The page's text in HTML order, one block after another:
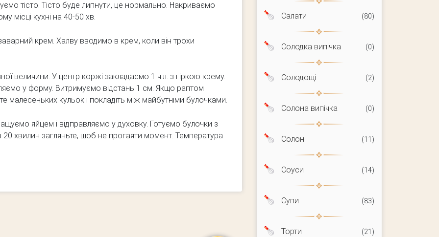
тісто. Тісто буде липнути, це нормально. Накриваємо
місці кухні на 40-50 хв.
крем. Халву вводимо в крем, коли він трохи
величини. У центр коржі закладаємо 1 ч.л. з гіркою крему.
у форму. Витримуємо відстань 1 см. Якщо раптом
малесеньких кульок і покладіть між майбутніми булочками.
яйцем і відправляємо у духовку. Готуємо булочки з
хвилин загляньте, щоб не прогаяти момент. Температура
Салати (80)
Солодка випічка (0)
Солодощі (2)
Солона випічка (0)
Солоні (11)
Соуси (14)
Супи (83)
Торти (21)